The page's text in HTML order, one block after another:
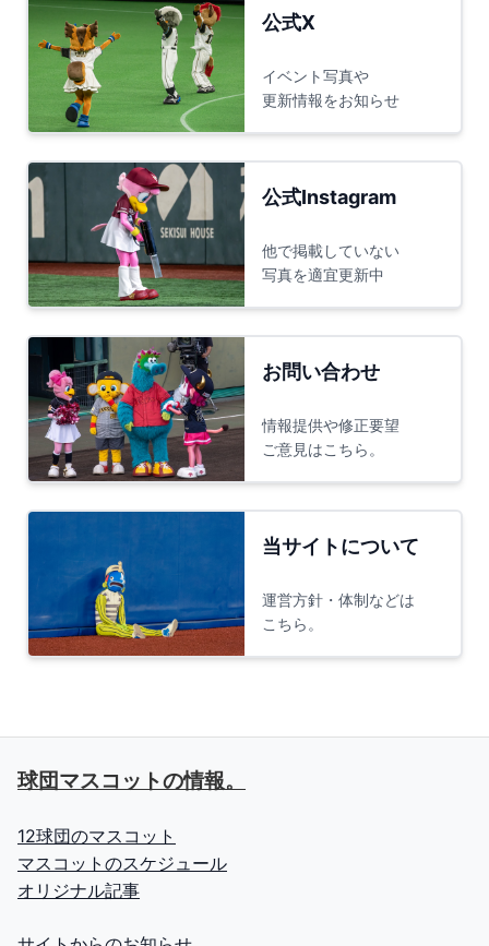
公式X
イベント写真や
更新情報をお知らせ
公式Instagram
他で掲載していない
写真を適宜更新中
お問い合わせ
情報提供や修正要望
ご意見はこちら。
当サイトについて
運営方針・体制などは
こちら。
球団マスコットの情報。
12球団のマスコット
マスコットのスケジュール
オリジナル記事